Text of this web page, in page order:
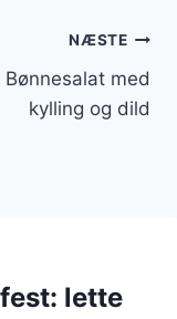
NÆSTE
Bønnesalat med
kylling og dild
lette